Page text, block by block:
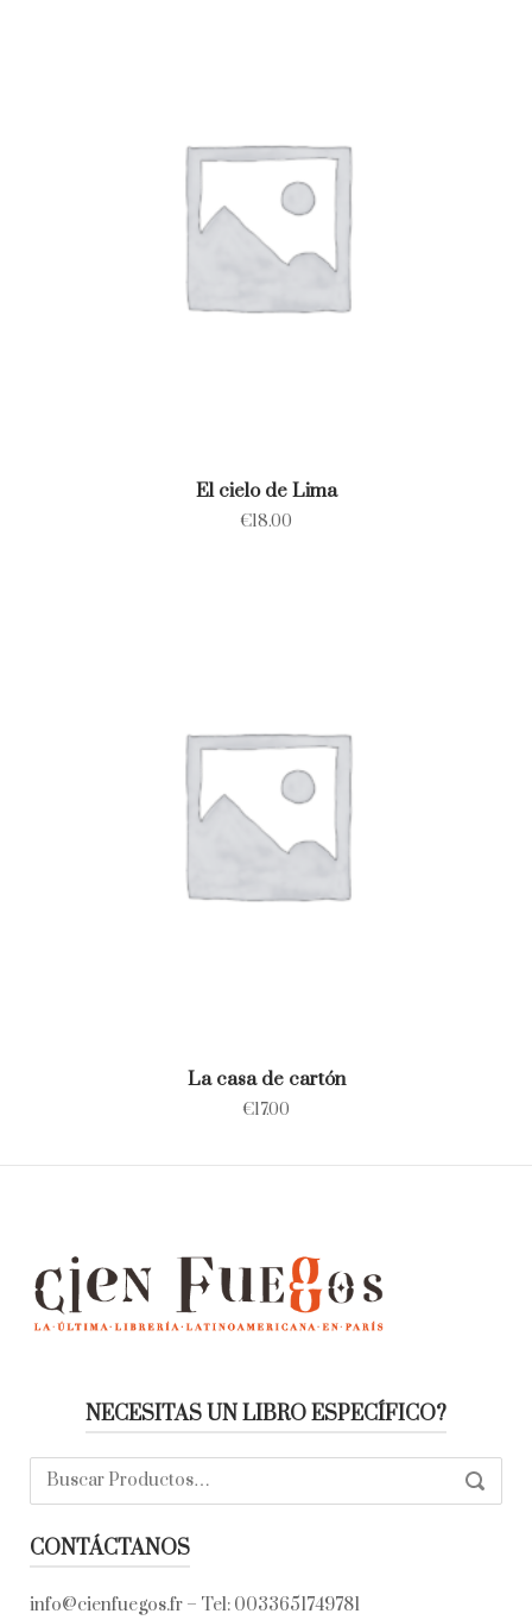
El cielo de Lima
€18.00
La casa de cartón
€17.00
NECESITAS UN LIBRO ESPECÍFICO?
Buscar:
CONTÁCTANOS
info@cienfuegos.fr – Tel: 0033651749781